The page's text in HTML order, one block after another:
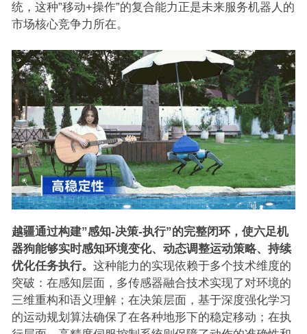
统，这种”移动+操作”的复合能力正是未来服务机器人的
市场核心竞争力所在。
越疆通过构建”感知-决策-执行”的完整闭环，使六足机
器狗能够实时感知环境变化、动态调整运动策略、持续
优化任务执行。 这种能力的实现依赖于多个技术维度的
突破：在感知层面，多传感器融合技术实现了对环境的
三维重构和语义理解；在决策层面，基于深度强化学习
的运动规划算法确保了在各种地形下的稳定移动；在执